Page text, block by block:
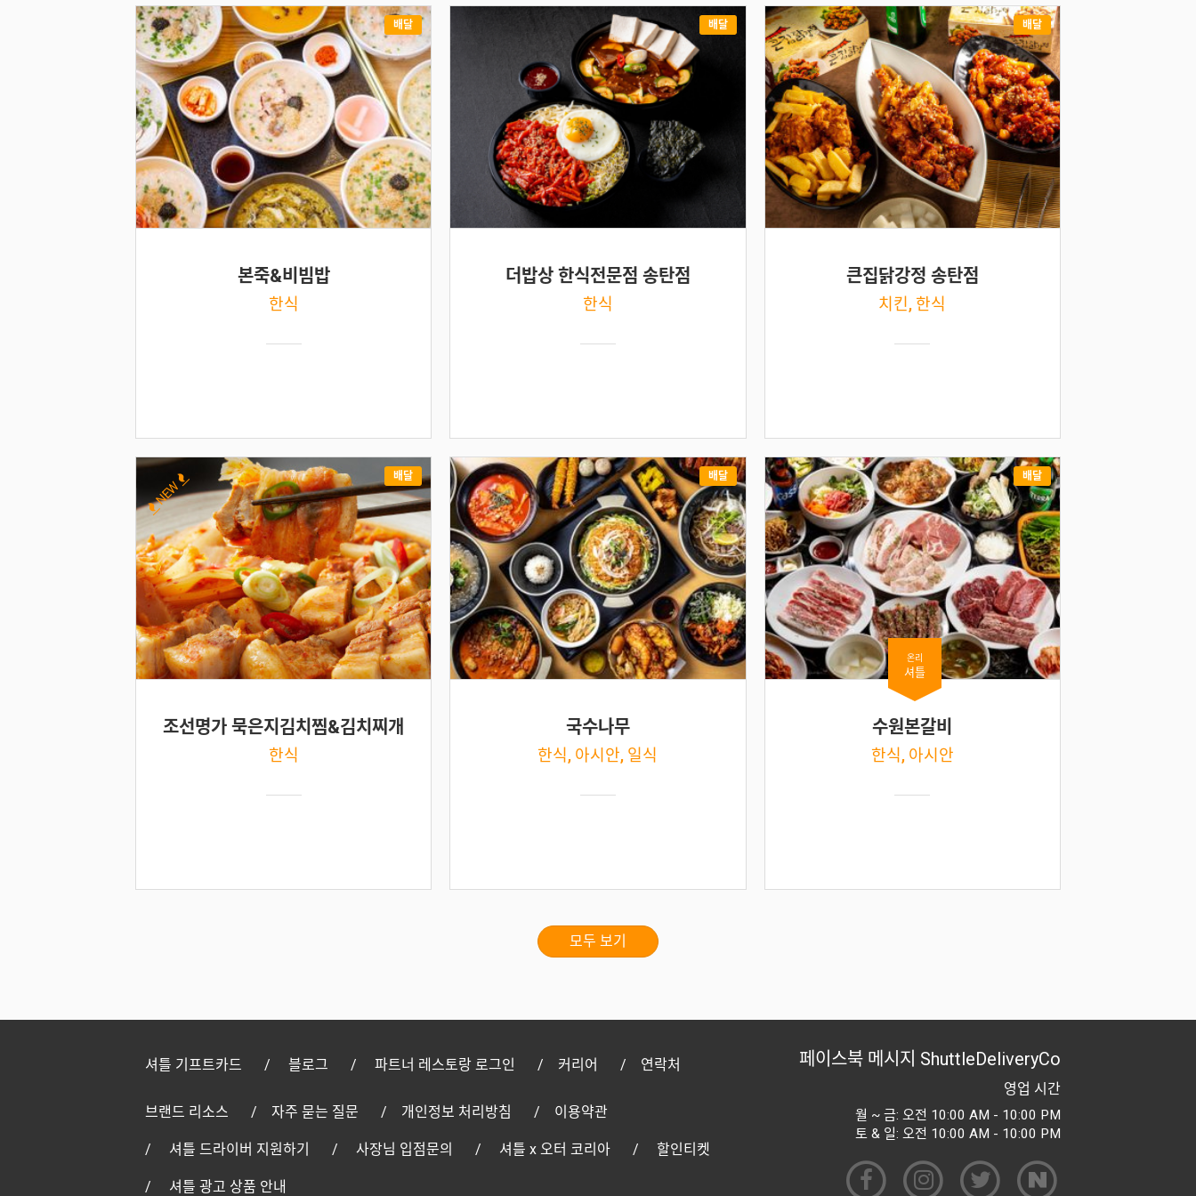
배달
본죽&비빔밥
한식
배달
더밥상 한식전문점 송탄점
한식
배달
큰집닭강정 송탄점
치킨, 한식
배달
NEW
조선명가 묵은지김치찜&김치찌개
한식
배달
국수나무
한식, 아시안, 일식
배달
온리
셔틀
수원본갈비
한식, 아시안
모두 보기
셔틀 기프트카드 블로그 파트너 레스토랑 로그인 커리어 연락처
브랜드 리소스 자주 묻는 질문 개인정보 처리방침 이용약관
셔틀 드라이버 지원하기 사장님 입점문의 셔틀 x 오터 코리아 할인티켓
셔틀 광고 상품 안내
페이스북 메시지 ShuttleDeliveryCo
영업 시간
월 ~ 금: 오전 10:00 AM - 10:00 PM
토 & 일: 오전 10:00 AM - 10:00 PM